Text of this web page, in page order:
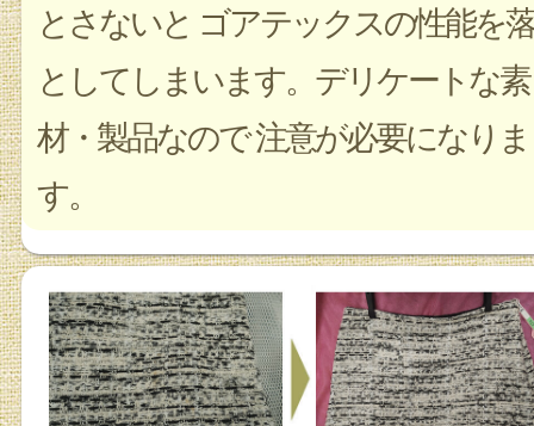
とさないと ゴアテックスの性能を落
としてしまいます。デリケートな素
材・製品なので 注意が必要になりま
す。